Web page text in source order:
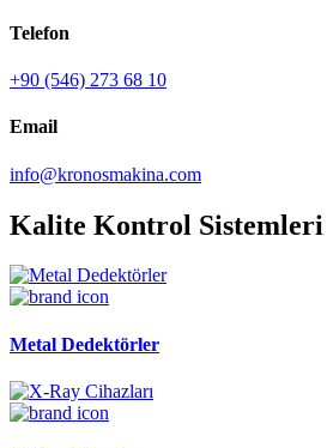
Telefon
+90 (546) 273 68 10
Email
info@kronosmakina.com
Kalite Kontrol Sistemleri
Metal Dedektörler